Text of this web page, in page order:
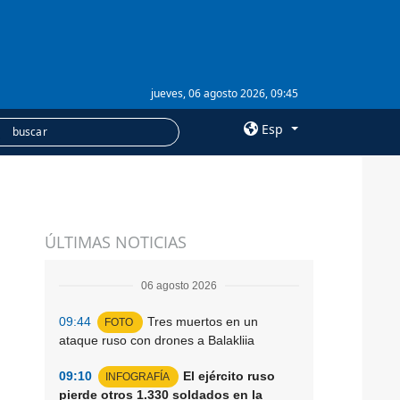
jueves, 06 agosto 2026, 09:45
Esp
Suscripción
ÚLTIMAS NOTICIAS
06 agosto 2026
09:44 FOTO
Tres muertos en un
ataque ruso con drones a Balakliia
09:10 INFOGRAFÍA
El ejército ruso
pierde otros 1.330 soldados en la